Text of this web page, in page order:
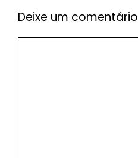
Deixe um comentário